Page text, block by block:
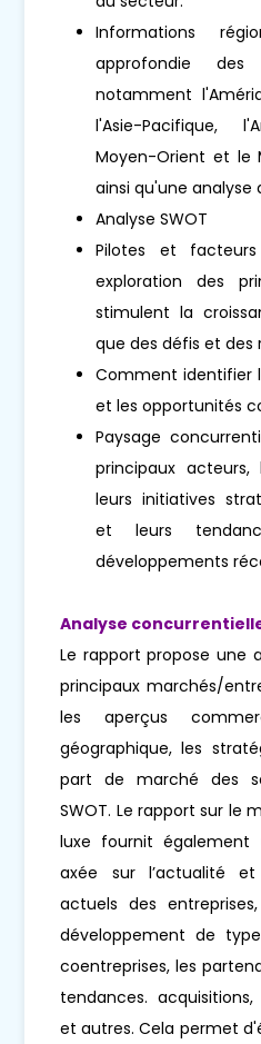
Informations
approfondie des
notamment
l'Asie-Pacifique,
Moyen-Orient et le
ainsi qu'une analyse
Analyse SWOT
Pilotes et
exploration des
stimulent la
que des défis et des
Comment identifier
et les opportunités
Paysage
principaux
leurs initiatives
et leurs
développements
Analyse
Le rapport propose une
principaux marchés/
les aperçus
géographique, les
part de marché des
SWOT. Le rapport sur le
luxe fournit également
axée sur l’actualité
actuels des
développement de
coentreprises, les
tendances.
et autres. Cela permet